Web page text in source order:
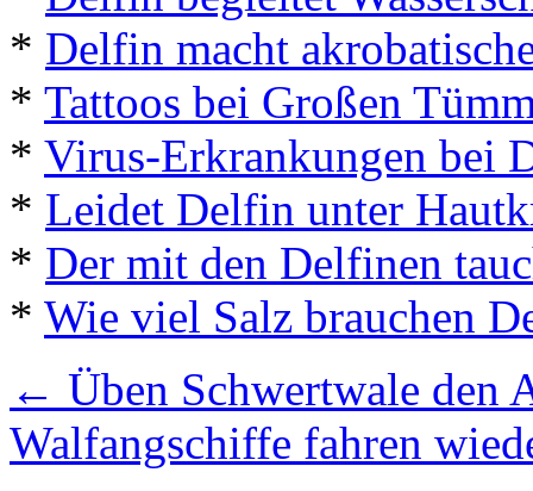
* Delfin macht
* Tattoos bei Großen
* Virus-Erkrankungen bei
* Leidet Delfin unter
* Der mit den Delfinen
* Wie viel Salz brauchen
← Üben Schwertwale den
Walfangschiffe fahren